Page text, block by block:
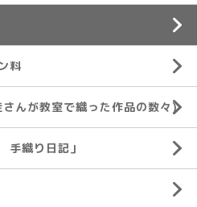
料
んが教室で織った作品の数々)
織り日記」